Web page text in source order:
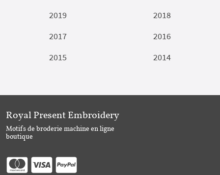
2019
2018
2017
2016
2015
2014
Royal Present Embroidery
Motifs de broderie machine en ligne
boutique